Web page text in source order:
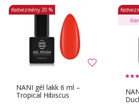
NANI gél lakk 6 ml –
Tropical Hibiscus
Kedvezmény 20 %